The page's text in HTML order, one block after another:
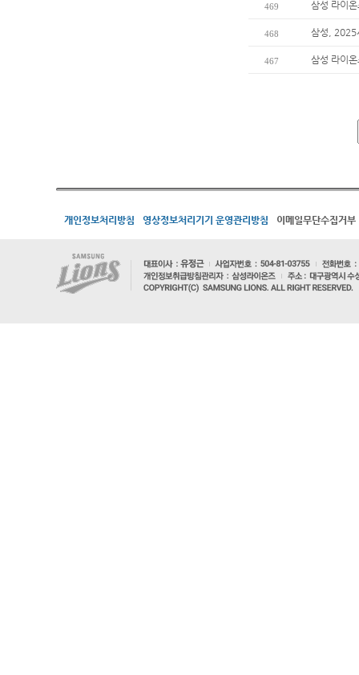
469 삼성 라이
468 삼성, 2025
467 삼성 라이
개인정보처리방침 영상정보처리기기 운영관리방침 이메일무단수집거부